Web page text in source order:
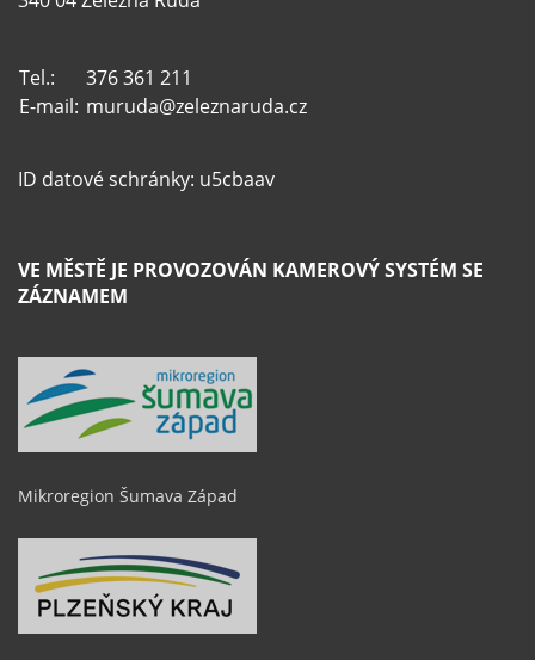
Tel.:
376 361 211
E-mail: muruda@zeleznaruda.cz
ID datové schránky: u5cbaav
VE MĚSTĚ JE PROVOZOVÁN KAMEROVÝ SYSTÉM SE
ZÁZNAMEM
Mikroregion Šumava Západ